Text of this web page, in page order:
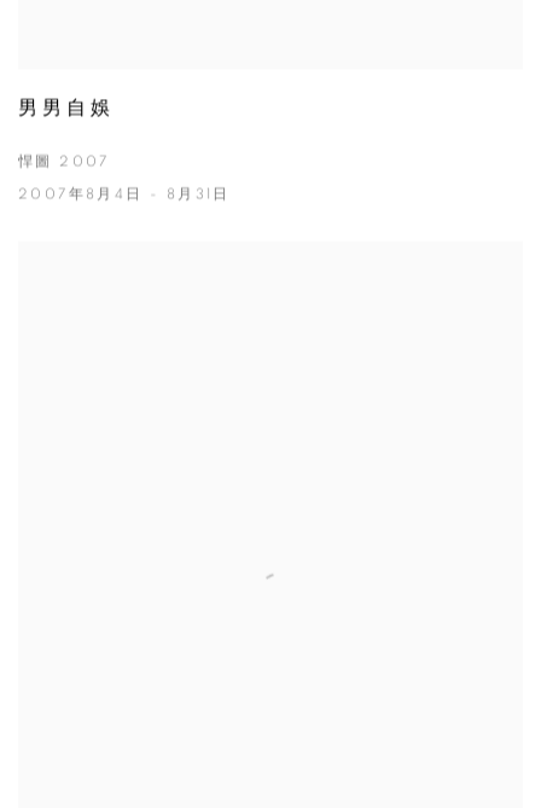
男男自娛
悍圖 2007
2007年8月4日 - 8月31日